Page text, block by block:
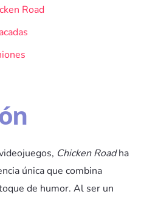
Road
Chicken Roadha
única que combina
de humor. Al ser un